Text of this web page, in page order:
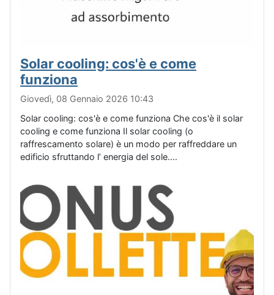
Solar cooling: cos'è e come
funziona
Giovedì, 08 Gennaio 2026 10:43
Solar cooling: cos'è e come funziona Che cos'è il solar
cooling e come funziona Il solar cooling (o
raffrescamento solare) è un modo per raffreddare un
edificio sfruttando l’ energia del sole....